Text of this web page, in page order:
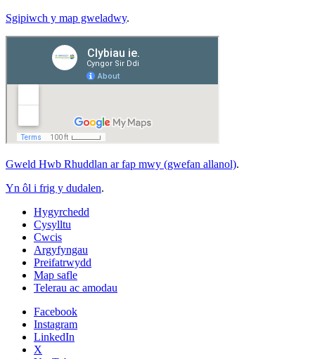
Sgipiwch y map gweladwy.
Gweld Hwb Rhuddlan ar fap mwy (gwefan allanol).
Yn ôl i frig y dudalen.
Hygyrchedd
Cysylltu
Cwcis
Argyfyngau
Preifatrwydd
Map safle
Telerau ac amodau
Facebook
Instagram
LinkedIn
X